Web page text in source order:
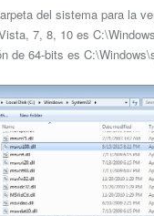
del sistema para la
7, 8, 10 es
de 64-bits es